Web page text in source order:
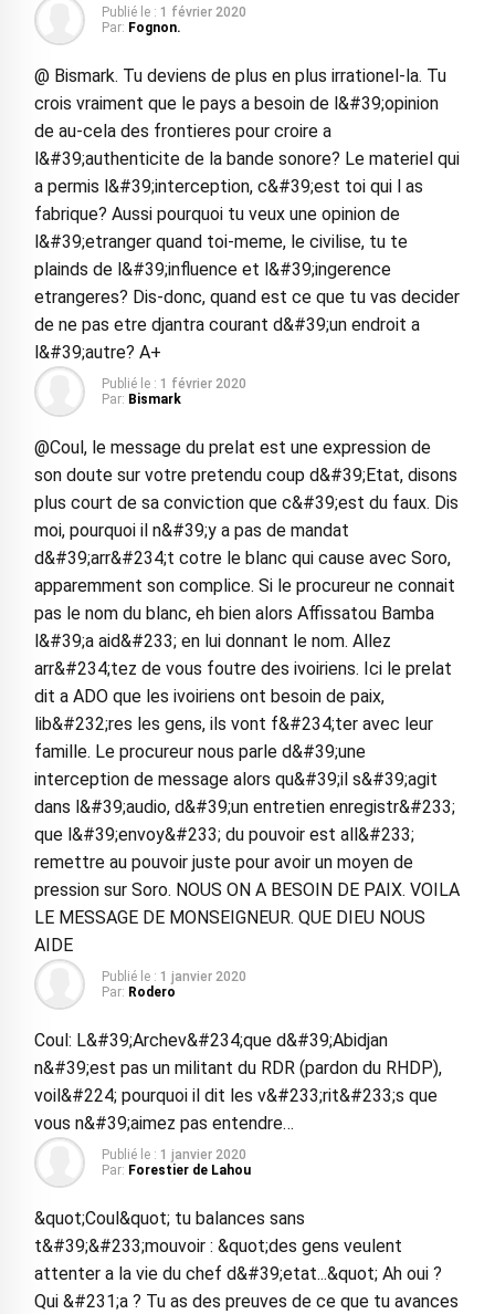
Publié le : 1 février 2020
Par: Fognon.
@ Bismark. Tu deviens de plus en plus irrationel-la. Tu
crois vraiment que le pays a besoin de l&#39;opinion
de au-cela des frontieres pour croire a
l&#39;authenticite de la bande sonore? Le materiel qui
a permis l&#39;interception, c&#39;est toi qui l as
fabrique? Aussi pourquoi tu veux une opinion de
l&#39;etranger quand toi-meme, le civilise, tu te
plainds de l&#39;influence et l&#39;ingerence
etrangeres? Dis-donc, quand est ce que tu vas decider
de ne pas etre djantra courant d&#39;un endroit a
l&#39;autre? A+
Publié le : 1 février 2020
Par: Bismark
@Coul, le message du prelat est une expression de
son doute sur votre pretendu coup d&#39;Etat, disons
plus court de sa conviction que c&#39;est du faux. Dis
moi, pourquoi il n&#39;y a pas de mandat
d&#39;arr&#234;t cotre le blanc qui cause avec Soro,
apparemment son complice. Si le procureur ne connait
pas le nom du blanc, eh bien alors Affissatou Bamba
l&#39;a aid&#233; en lui donnant le nom. Allez
arr&#234;tez de vous foutre des ivoiriens. Ici le prelat
dit a ADO que les ivoiriens ont besoin de paix,
lib&#232;res les gens, ils vont f&#234;ter avec leur
famille. Le procureur nous parle d&#39;une
interception de message alors qu&#39;il s&#39;agit
dans l&#39;audio, d&#39;un entretien enregistr&#233;
que l&#39;envoy&#233; du pouvoir est all&#233;
remettre au pouvoir juste pour avoir un moyen de
pression sur Soro. NOUS ON A BESOIN DE PAIX. VOILA
LE MESSAGE DE MONSEIGNEUR. QUE DIEU NOUS
AIDE
Publié le : 1 janvier 2020
Par: Rodero
Coul: L&#39;Archev&#234;que d&#39;Abidjan
n&#39;est pas un militant du RDR (pardon du RHDP),
voil&#224; pourquoi il dit les v&#233;rit&#233;s que
vous n&#39;aimez pas entendre…
Publié le : 1 janvier 2020
Par: Forestier de Lahou
&quot;Coul&quot; tu balances sans
t&#39;&#233;mouvoir : &quot;des gens veulent
attenter a la vie du chef d&#39;etat...&quot; Ah oui ?
Qui &#231;a ? Tu as des preuves de ce que tu avances